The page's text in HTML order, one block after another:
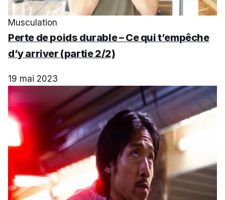
Musculation
Perte de poids durable – Ce qui t’empêche
d’y arriver (partie 2/2)
19 mai 2023